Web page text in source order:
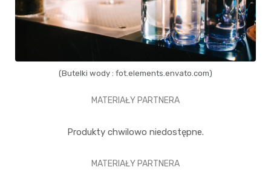
(Butelki wody : fot.elements.envato.com)
MATERIAŁY PARTNERA
Produkty chwilowo niedostępne.
MATERIAŁY PARTNERA